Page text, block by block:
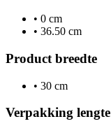
• 0 cm
• 36.50 cm
Product breedte
• 30 cm
Verpakking lengte